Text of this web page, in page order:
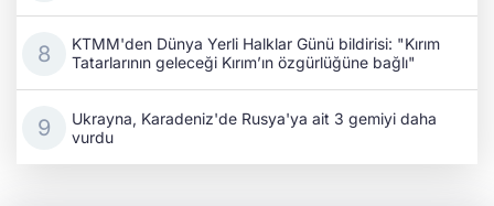
KTMM'den Dünya Yerli Halklar Günü bildirisi: "Kırım
Tatarlarının geleceği Kırım’ın özgürlüğüne bağlı"
Ukrayna, Karadeniz'de Rusya'ya ait 3 gemiyi daha
vurdu